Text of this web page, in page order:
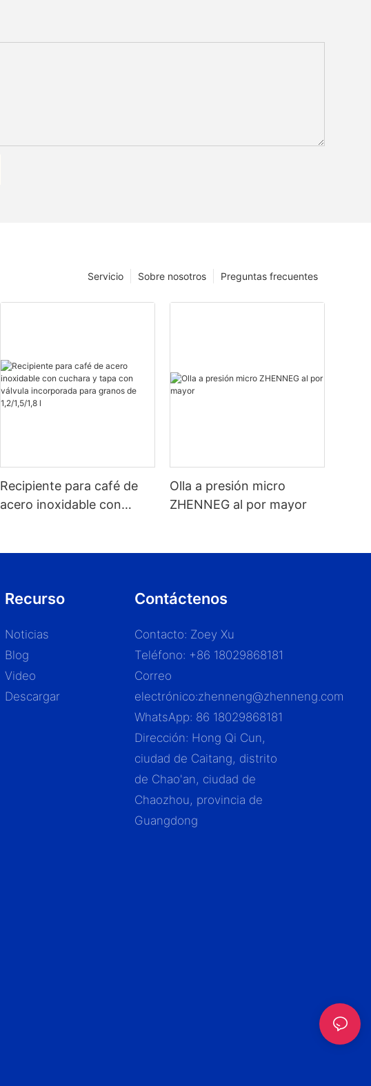
Preguntas frecuentes
Sobre nosotros
Servicio
Recipiente para café de
acero inoxidable con
Olla a presión micro
ZHENNEG al por mayor
Recurso
Noticias
Blog
Video
Descargar
Contáctenos
Contacto: Zoey Xu
Teléfono: +86 18029868181
Correo
electrónico:zhenneng@zhenneng.com
WhatsApp: 86 18029868181
Dirección: Hong Qi Cun,
ciudad de Caitang, distrito
de Chao'an, ciudad de
Chaozhou, provincia de
Guangdong